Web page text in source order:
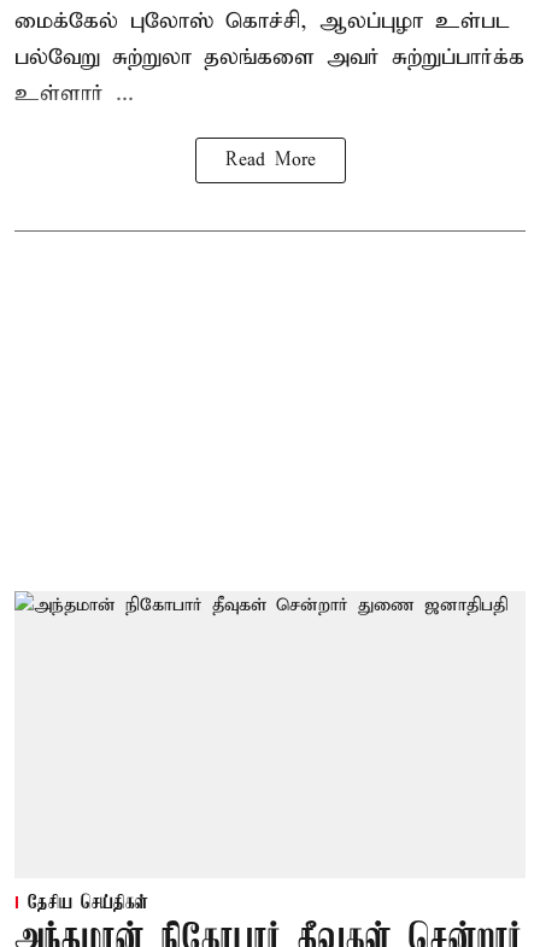
மைக்கேல் புலோஸ் கொச்சி, ஆலப்புழா உள்பட
பல்வேறு சுற்றுலா தலங்களை அவர் சுற்றுப்பார்க்க
உள்ளார் ...
Read More
தேசிய செய்திகள்